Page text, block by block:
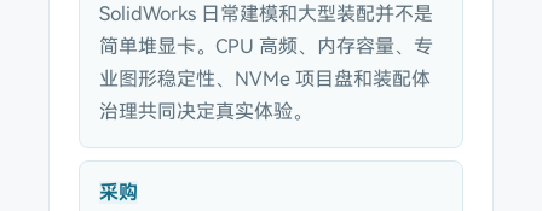
SolidWorks 日常建模和大型装配并不是
简单堆显卡。CPU 高频、内存容量、专
业图形稳定性、NVMe 项目盘和装配体
治理共同决定真实体验。
采购